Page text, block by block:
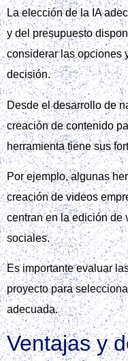
La elección de la IA
y del presupuesto
considerar las opciones
decisión.
Desde el desarrollo de
creación de contenido
herramienta tiene sus
Por ejemplo, algunas
creación de videos
centran en la edición de
sociales.
Es importante evaluar
proyecto para
adecuada.
Ventajas y